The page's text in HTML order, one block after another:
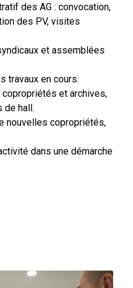
des AG : convocation,
des PV, visites
et assemblées
travaux en cours.
et archives,
de hall.
nouvelles copropriétés,
dans une démarche